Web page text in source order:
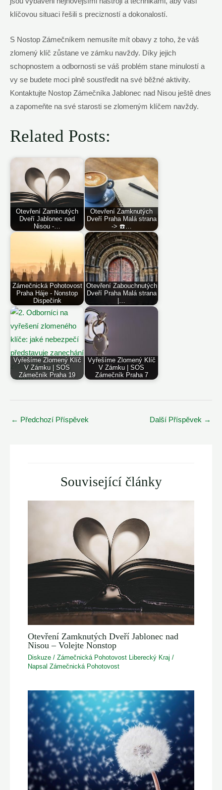
klíčovou situaci řešili s precizností a dokonalostí.
S Nostop Zámečníkem nemusíte mít obavy z toho, že váš
zlomený klíč zůstane ve zámku navždy. Díky jejich
schopnostem a odbornosti se váš problém stane minulostí a
vy se budete moci plně soustředit na své běžné aktivity.
Kontaktujte Nostop Zámečníka Jablonec nad Nisou ještě dnes
a zapomeňte na své starosti se zlomeným klíčem navždy.
Related Posts:
Otevření Zamknutých
Dveří Jablonec nad
Nisou -…
Otevření Zamknutých
Dveří Praha Malá strana
-> ☎️…
Zámečnická Pohotovost
Praha Háje - Nonstop
Dispečink
Otevření Zabouchnutých
Dveří Praha Malá strana
|…
Vyřešíme Zlomený Klíč
V Zámku | SOS
Zámečník Praha 19
Vyřešíme Zlomený Klíč
V Zámku | SOS
Zámečník Praha 7
Post
← Předchozí Příspěvek Další Příspěvek →
Související články
Otevření Zamknutých Dveří Jablonec nad
Nisou – Volejte Nonstop
Diskuze /Zámečnická Pohotovost Liberecký Kraj /
NapsalZámečnická Pohotovost